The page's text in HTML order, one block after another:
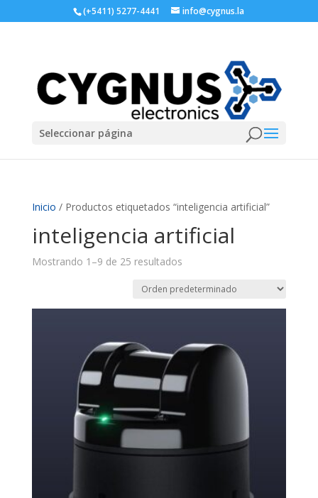
(+5411) 5277-4441 info@cygnus.la
Seleccionar página
Inicio / Productos etiquetados “inteligencia artificial”
inteligencia artificial
Mostrando 1–9 de 25 resultados